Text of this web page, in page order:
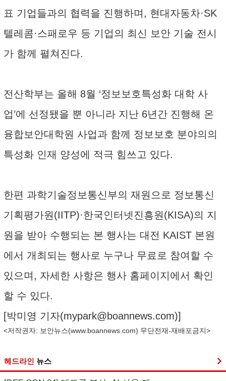
표 기업들과의 협력을 진행하며, 현대자동차·SK
텔레콤·스패로우 등 기업의 최신 보안 기술 전시
가 함께 펼쳐진다.
전산학부는 올해 8월 ‘정보보호특성화 대학 사
업’에 선정됐을 뿐 아니라 지난 6년간 진행해 온
융합보안대학원 사업과 함께 정보보호 분야의의
특성화 인재 양성에 적극 힘쓰고 있다.
한편 과학기술정보통신부의 재원으로 정보통신
기획평가원(IITP)·한국인터넷진흥원(KISA)의 지
원을 받아 수행되는 본 행사는 대전 KAIST 본원
에서 개최되는 행사로 누구나 무료로 참여할 수
있으며, 자세한 사항은 행사 홈페이지에서 확인
할 수 있다.
[박미영 기자(mypark@boannews.com)]
<저작권자: 보안뉴스(www.boannews.com) 무단전재-재배포금지>
헤드라인 뉴스